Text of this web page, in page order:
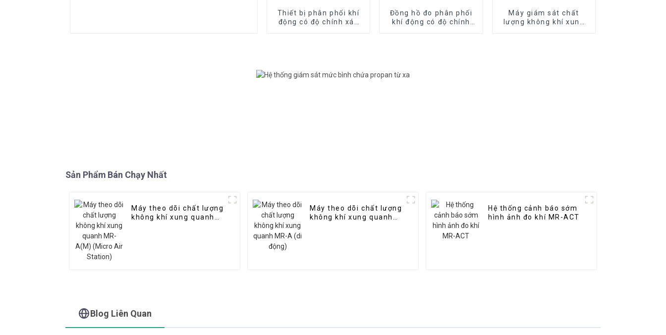
Thiết bị phân phối khí
động có độ chính xác
Đồng hồ đo phân phối
khí động có độ chính
Máy giám sát chất
lượng không khí xung
Sản Phẩm Bán Chạy Nhất
Máy theo dõi chất lượng
không khí xung quanh
Máy theo dõi chất lượng
không khí xung quanh
Hệ thống cảnh báo sớm
hình ảnh đo khí MR-ACT
Blog Liên Quan